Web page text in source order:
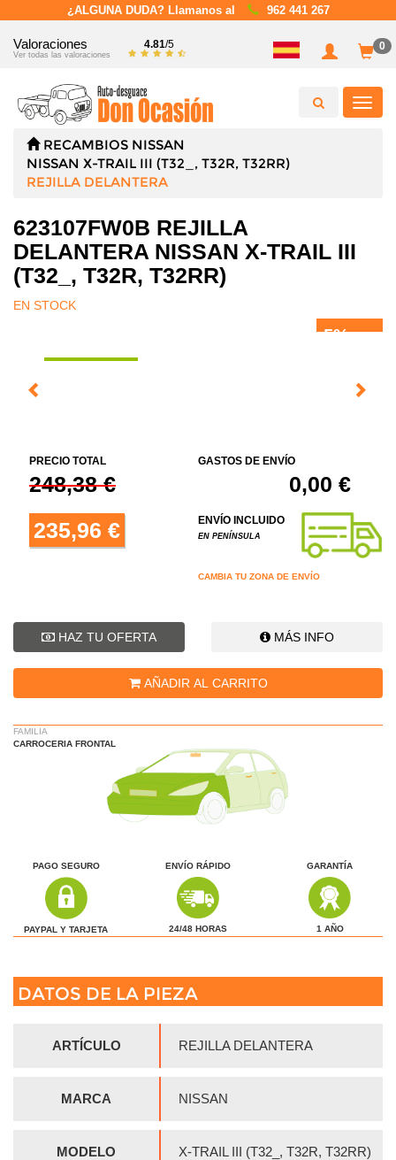
¿ALGUNA DUDA? Llamanos al 962 441 267
Valoraciones
Ver todas las valoraciones
4.81/5 0
RECAMBIOS NISSAN
NISSAN X-TRAIL III (T32_, T32R, T32RR)
REJILLA DELANTERA
623107FW0B REJILLA
DELANTERA NISSAN X-TRAIL III
(T32_, T32R, T32RR)
EN STOCK
5%
PRECIO TOTAL
248,38 €
235,96 €
GASTOS DE ENVÍO
0,00 €
ENVÍO INCLUIDO
EN PENÍNSULA
CAMBIA TU ZONA DE ENVÍO
HAZ TU OFERTA MÁS INFO
AÑADIR AL CARRITO
FAMILIA
CARROCERIA FRONTAL
PAGO SEGURO
PAYPAL Y TARJETA
ENVÍO RÁPIDO
24/48 HORAS
GARANTÍA
1 AÑO
DATOS DE LA PIEZA
ARTÍCULO REJILLA DELANTERA
MARCA NISSAN
MODELO X-TRAIL III (T32_, T32R, T32RR)